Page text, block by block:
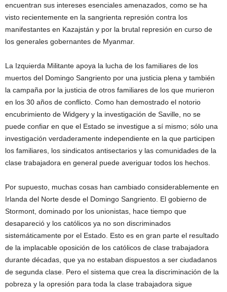
encuentran sus intereses esenciales amenazados, como se ha
visto recientemente en la sangrienta represión contra los
manifestantes en Kazajstán y por la brutal represión en curso de
los generales gobernantes de Myanmar.
La Izquierda Militante apoya la lucha de los familiares de los
muertos del Domingo Sangriento por una justicia plena y también
la campaña por la justicia de otros familiares de los que murieron
en los 30 años de conflicto. Como han demostrado el notorio
encubrimiento de Widgery y la investigación de Saville, no se
puede confiar en que el Estado se investigue a sí mismo; sólo una
investigación verdaderamente independiente en la que participen
los familiares, los sindicatos antisectarios y las comunidades de la
clase trabajadora en general puede averiguar todos los hechos.
Por supuesto, muchas cosas han cambiado considerablemente en
Irlanda del Norte desde el Domingo Sangriento. El gobierno de
Stormont, dominado por los unionistas, hace tiempo que
desapareció y los católicos ya no son discriminados
sistemáticamente por el Estado. Esto es en gran parte el resultado
de la implacable oposición de los católicos de clase trabajadora
durante décadas, que ya no estaban dispuestos a ser ciudadanos
de segunda clase. Pero el sistema que crea la discriminación de la
pobreza y la opresión para toda la clase trabajadora sigue